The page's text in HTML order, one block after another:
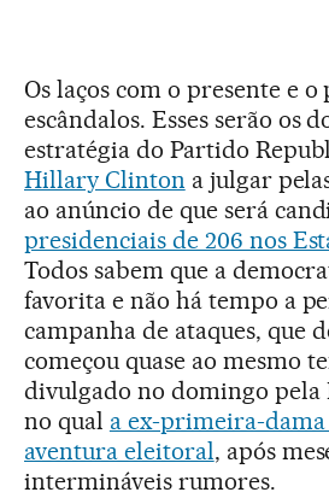
Os laços com o presente e o
escândalos. Esses serão os
estratégia do Partido
Hillary Clinton a julgar
ao anúncio de que será
presidenciais de 206 nos
Todos sabem que a
favorita e não há tempo a
campanha de ataques, que
começou quase ao mesmo
divulgado no domingo
no qual a ex-primeira-
aventura eleitoral, após
intermináveis rumores.